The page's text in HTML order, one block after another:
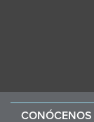
CONÓCENOS